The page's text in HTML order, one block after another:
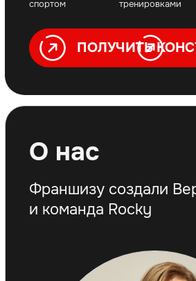
собственная
система
наших партнёров
ERP
1 000 000
2 000
обученных управляющих,
тренеров, менеджеров
Франшизеприсвоен
наивысший рейтинговый
индекс